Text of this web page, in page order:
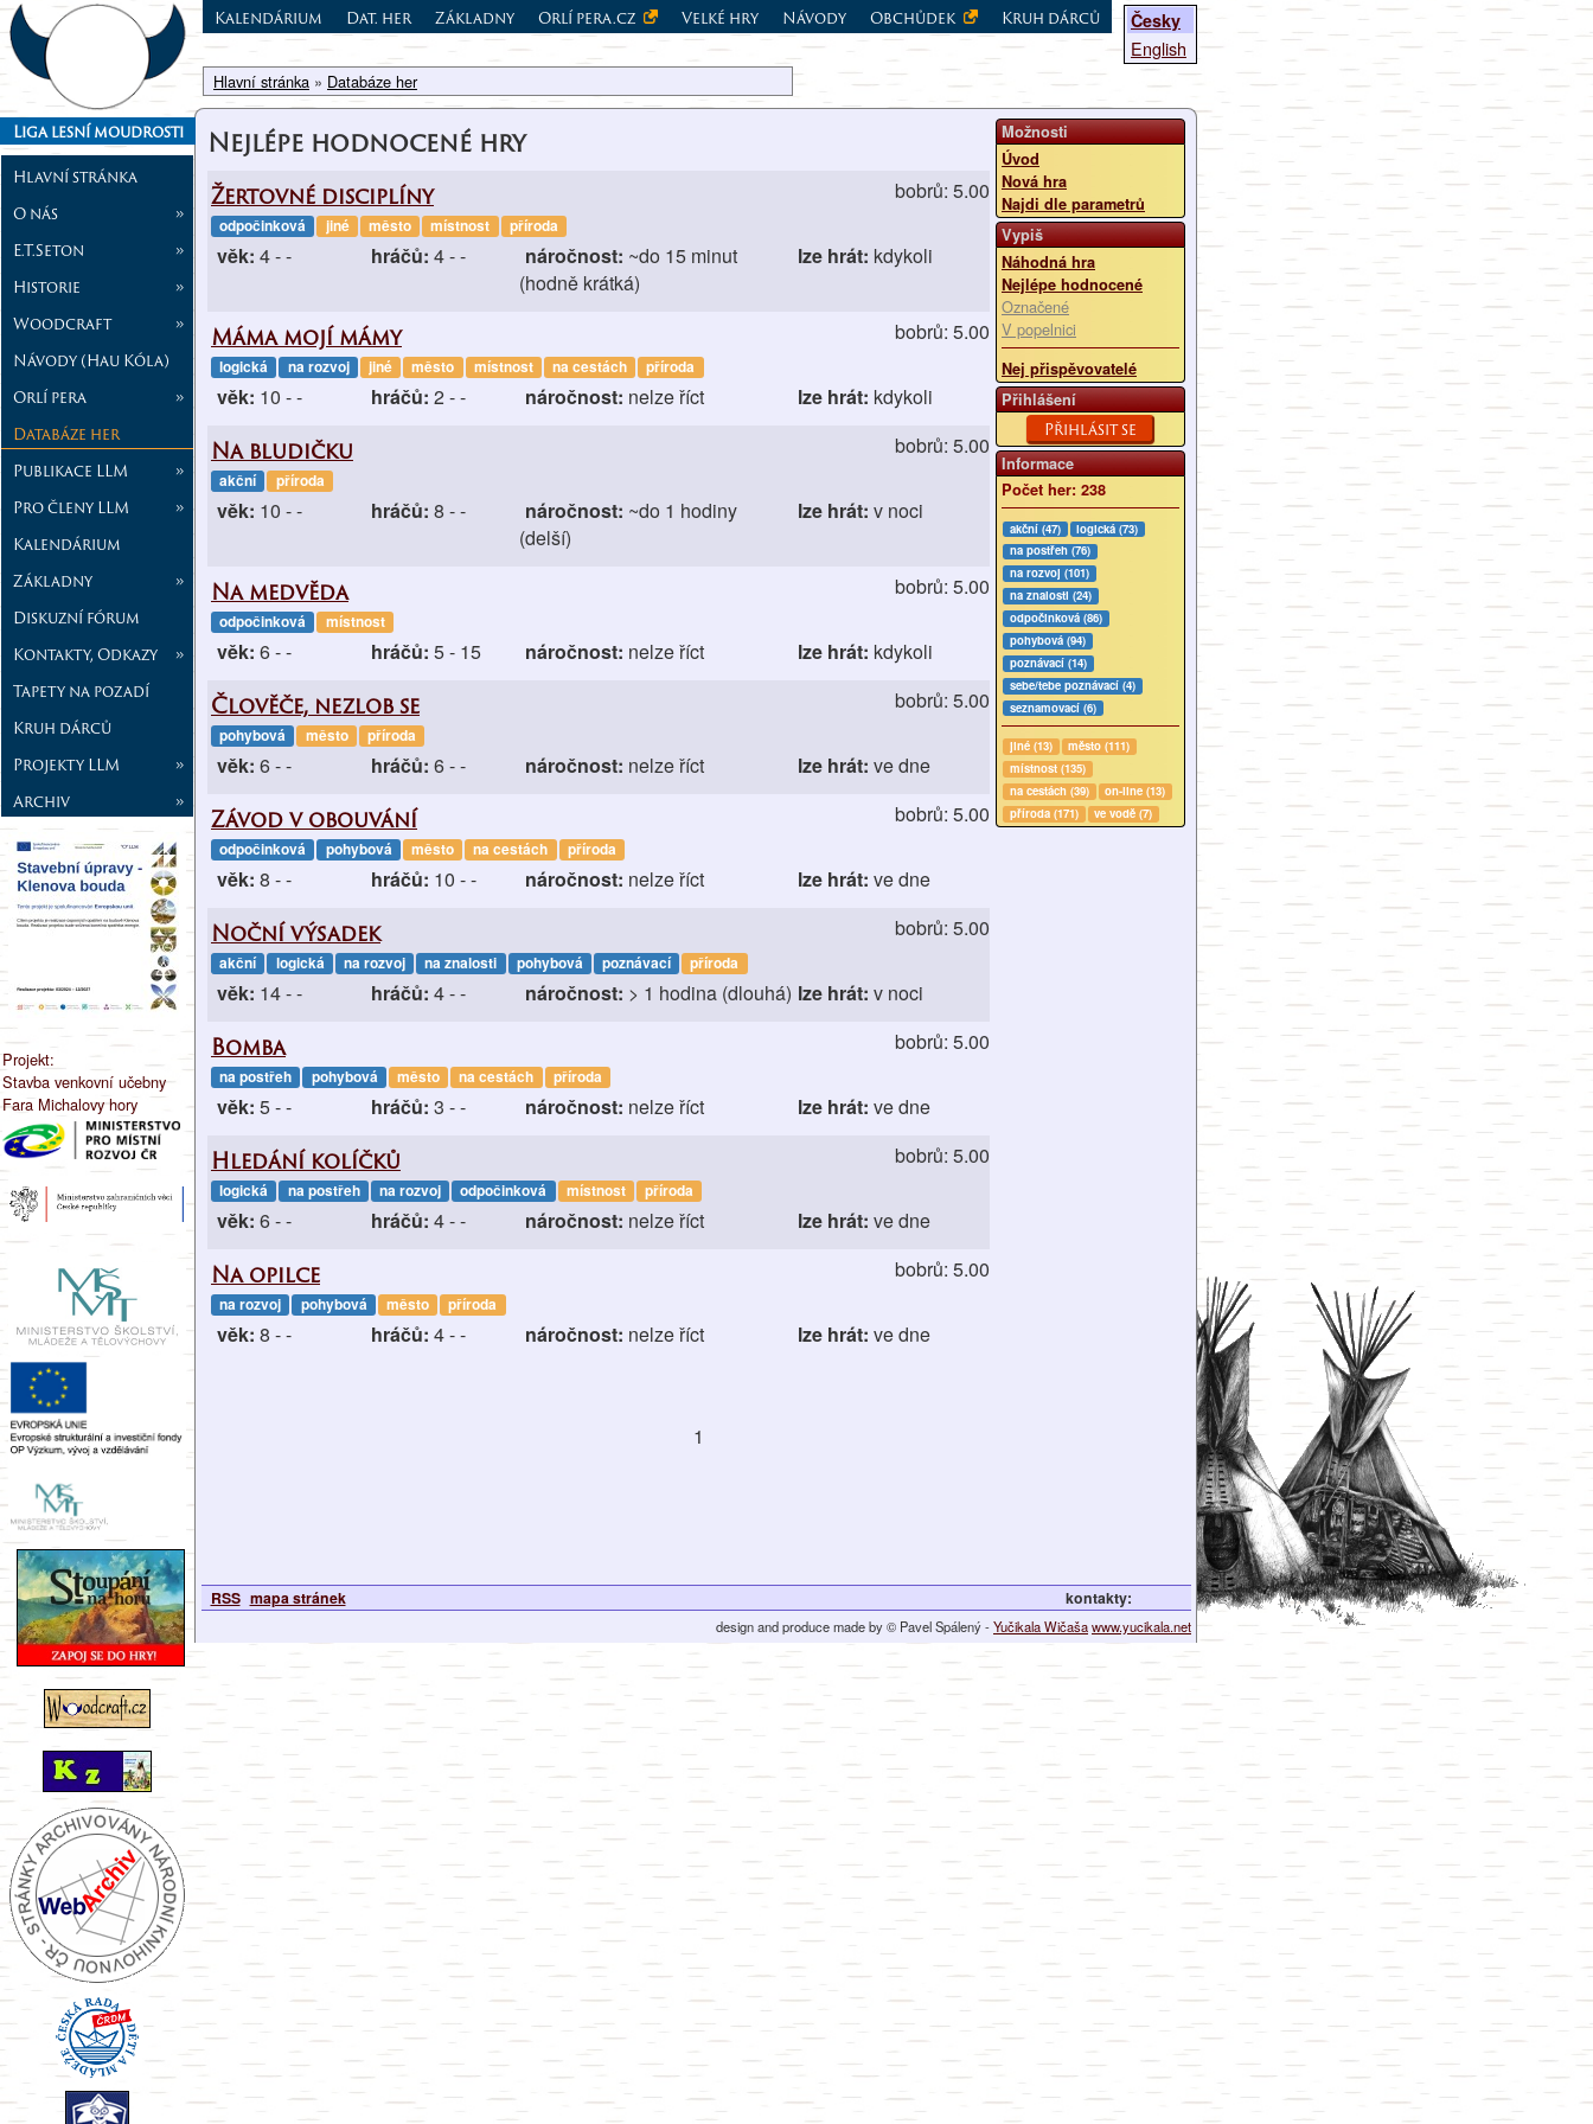
Liga lesní moudrosti
Hlavní stránka
O nás
»
E.T.Seton
»
Historie
»
Woodcraft
»
Návody (Hau Kóla)
Orlí pera
»
Databáze her
Publikace LLM
»
Pro členy LLM
»
Kalendárium
Základny
»
Diskuzní fórum
Kontakty, Odkazy
»
Tapety na pozadí
Kruh dárců
Projekty LLM
»
Archiv
»
Projekt:
Stavba venkovní učebny
Fara Michalovy hory
Česky
English
Kalendárium Dat. her Základny Orlí pera.cz Velké hry Návody Obchůdek Kruh dárců
Hlavní stránka » Databáze her
Možnosti
Úvod
Nová hra
Najdi dle parametrů
Vypiš
Náhodná hra
Nejlépe hodnocené
Označené
V popelnici
Nej přispěvovatelé
Přihlášení
Přihlásit se
Informace
Počet her: 238
akční (47)
logická (73)
na postřeh (76)
na rozvoj (101)
na znalosti (24)
odpočinková (86)
pohybová (94)
poznávací (14)
sebe/tebe poznávací (4)
seznamovací (6)
jiné (13)
město (111)
místnost (135)
na cestách (39)
on-line (13)
příroda (171)
ve vodě (7)
Nejlépe hodnocené hry
bobrů: 5.00
Žertovné disciplíny
odpočinková jiné město místnost příroda
věk: 4 - - hráčů: 4 - - náročnost: ~do 15 minut
(hodně krátká)
lze hrát: kdykoli
bobrů: 5.00
Máma mojí mámy
logická na rozvoj jiné město místnost na cestách příroda
věk: 10 - - hráčů: 2 - - náročnost: nelze říct lze hrát: kdykoli
bobrů: 5.00
Na bludičku
akční příroda
věk: 10 - - hráčů: 8 - - náročnost: ~do 1 hodiny
(delší)
lze hrát: v noci
bobrů: 5.00
Na medvěda
odpočinková místnost
věk: 6 - - hráčů: 5 - 15 náročnost: nelze říct lze hrát: kdykoli
bobrů: 5.00
Člověče, nezlob se
pohybová město příroda
věk: 6 - - hráčů: 6 - - náročnost: nelze říct lze hrát: ve dne
bobrů: 5.00
Závod v obouvání
odpočinková pohybová město na cestách příroda
věk: 8 - - hráčů: 10 - - náročnost: nelze říct lze hrát: ve dne
bobrů: 5.00
Noční výsadek
akční logická na rozvoj na znalosti pohybová poznávací příroda
věk: 14 - - hráčů: 4 - - náročnost: > 1 hodina (dlouhá) lze hrát: v noci
bobrů: 5.00
Bomba
na postřeh pohybová město na cestách příroda
věk: 5 - - hráčů: 3 - - náročnost: nelze říct lze hrát: ve dne
bobrů: 5.00
Hledání kolíčků
logická na postřeh na rozvoj odpočinková místnost příroda
věk: 6 - - hráčů: 4 - - náročnost: nelze říct lze hrát: ve dne
bobrů: 5.00
Na opilce
na rozvoj pohybová město příroda
věk: 8 - - hráčů: 4 - - náročnost: nelze říct lze hrát: ve dne
1
RSS mapa stránek kontakty:
design and produce made by © Pavel Spálený -Yučikala Wičašawww.yucikala.net